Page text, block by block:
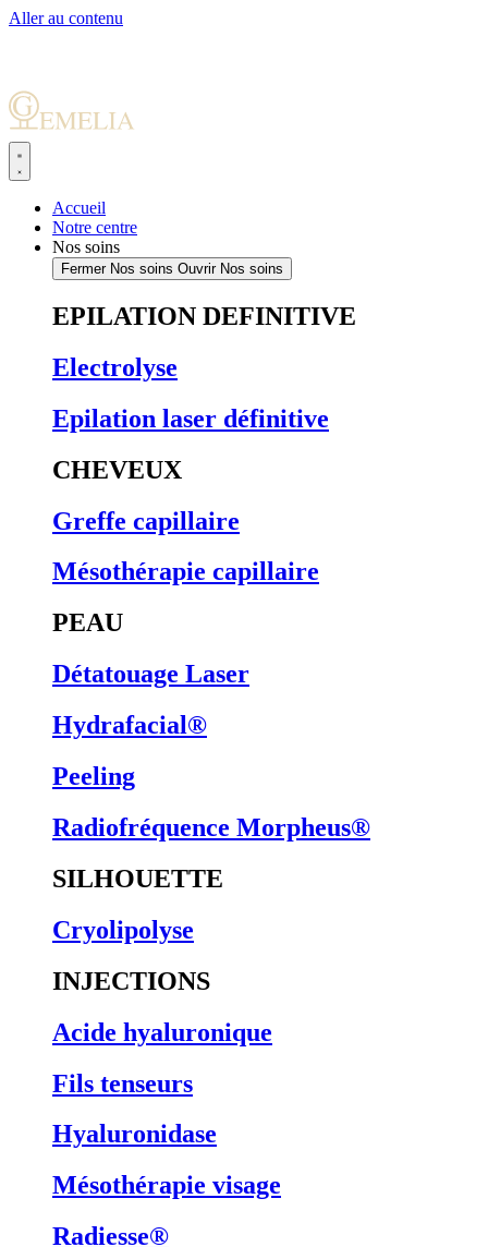
Aller au contenu
Accueil
Notre centre
Nos soins
Fermer Nos soins Ouvrir Nos soins
EPILATION DEFINITIVE
Electrolyse
Epilation laser définitive
CHEVEUX
Greffe capillaire
Mésothérapie capillaire
PEAU
Détatouage Laser
Hydrafacial®
Peeling
Radiofréquence Morpheus®
SILHOUETTE
Cryolipolyse
INJECTIONS
Acide hyaluronique
Fils tenseurs
Hyaluronidase
Mésothérapie visage
Radiesse®